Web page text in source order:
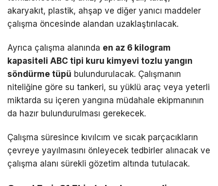
akaryakıt, plastik, ahşap ve diğer yanıcı maddeler
çalışma öncesinde alandan uzaklaştırılacak.
Ayrıca çalışma alanında en az 6 kilogram
kapasiteli ABC tipi kuru kimyevi tozlu yangın
söndürme tüpü bulundurulacak. Çalışmanın
niteliğine göre su tankeri, su yüklü araç veya yeterli
miktarda su içeren yangına müdahale ekipmanının
da hazır bulundurulması gerekecek.
Çalışma süresince kıvılcım ve sıcak parçacıkların
çevreye yayılmasını önleyecek tedbirler alınacak ve
çalışma alanı sürekli gözetim altında tutulacak.